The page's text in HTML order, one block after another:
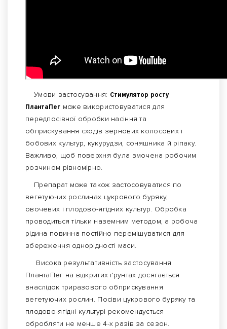
Умови застосування: Стимулятор росту
ПлантаПег може використовуватися для
передпосівної обробки насіння та
обприскування сходів зернових колосових і
бобових культур, кукурудзи, соняшника й ріпаку.
Важливо, щоб поверхня була змочена робочим
розчином рівномірно.
Препарат може також застосовуватися по
вегетуючих рослинах цукрового буряку,
овочевих і плодово-ягідних культур. Обробка
проводиться тільки наземним методом, а робоча
рідина повинна постійно перемішуватися для
збереження однорідності маси.
Висока результативність застосування
ПлантаПег на відкритих ґрунтах досягається
внаслідок триразового обприскування
вегетуючих рослин. Посіви цукрового буряку та
плодово-ягідні культурі рекомендується
обробляти не менше 4-х разів за сезон.